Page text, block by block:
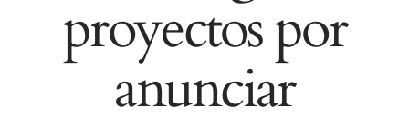
proyectos por
anunciar